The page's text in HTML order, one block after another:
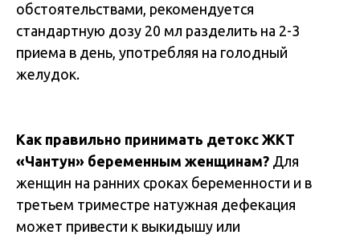
обстоятельствами, рекомендуется
стандартную дозу 20 мл разделить на 2-3
приема в день, употребляя на голодный
желудок.
Как правильно принимать детокс ЖКТ
«Чантун» беременным женщинам? Для
женщин на ранних сроках беременности и в
третьем триместре натужная дефекация
может привести к выкидышу или